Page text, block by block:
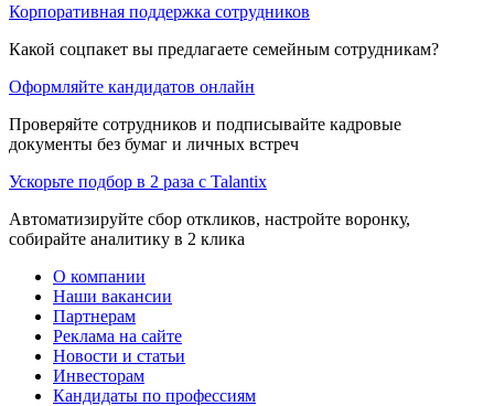
Корпоративная поддержка сотрудников
Какой соцпакет вы предлагаете семейным сотрудникам?
Оформляйте кандидатов онлайн
Проверяйте сотрудников и подписывайте кадровые
документы без бумаг и личных встреч
Ускорьте подбор в 2 раза с Talantix
Автоматизируйте сбор откликов, настройте воронку,
собирайте аналитику в 2 клика
О компании
Наши вакансии
Партнерам
Реклама на сайте
Новости и статьи
Инвесторам
Кандидаты по профессиям